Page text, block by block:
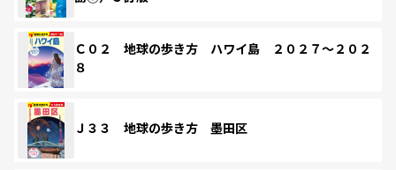
Ｃ０２ 地球の歩き方 ハワイ島 ２０２７～２０２
８
Ｊ３３ 地球の歩き方 墨田区